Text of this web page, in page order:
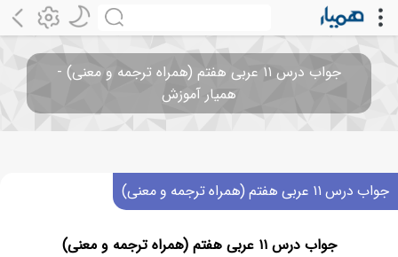
جواب درس ۱۱ عربی هفتم (همراه ترجمه و معنی) -
همیار آموزش
جواب درس ۱۱ عربی هفتم (همراه ترجمه و معنی)
جواب درس ۱۱ عربی هفتم (همراه ترجمه و معنی)